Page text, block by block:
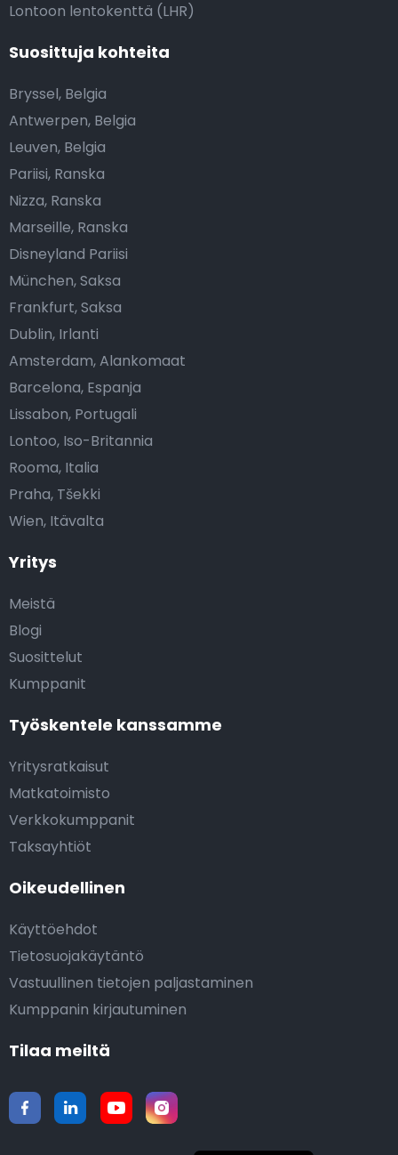
Yritys
Meistä
Blogi
Suosittelut
Kumppanit
Työskentele kanssamme
Yritysratkaisut
Matkatoimisto
Verkkokumppanit
Taksayhtiöt
Oikeudellinen
Käyttöehdot
Tietosuojakäytäntö
Vastuullinen tietojen paljastaminen
Kumppanin kirjautuminen
Lontoon lentokenttä (LHR)
Suosittuja kohteita
Bryssel, Belgia
Antwerpen, Belgia
Leuven, Belgia
Pariisi, Ranska
Nizza, Ranska
Marseille, Ranska
Disneyland Pariisi
München, Saksa
Frankfurt, Saksa
Dublin, Irlanti
Amsterdam, Alankomaat
Barcelona, Espanja
Lissabon, Portugali
Lontoo, Iso-Britannia
Rooma, Italia
Praha, Tšekki
Wien, Itävalta
Tilaa meiltä